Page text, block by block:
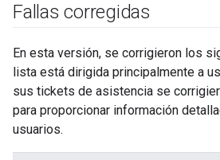
Fallas corregidas
En esta versión, se corrigieron los
lista está dirigida principalmente a
sus tickets de asistencia se
para proporcionar información
usuarios.